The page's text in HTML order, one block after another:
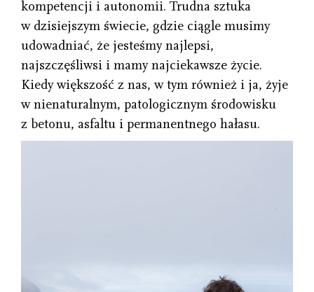
kompetencji i autonomii. Trudna sztuka
w dzisiejszym świecie, gdzie ciągle musimy
udowadniać, że jesteśmy najlepsi,
najszczęśliwsi i mamy najciekawsze życie.
Kiedy większość z nas, w tym również i ja, żyje
w nienaturalnym, patologicznym środowisku
z betonu, asfaltu i permanentnego hałasu.